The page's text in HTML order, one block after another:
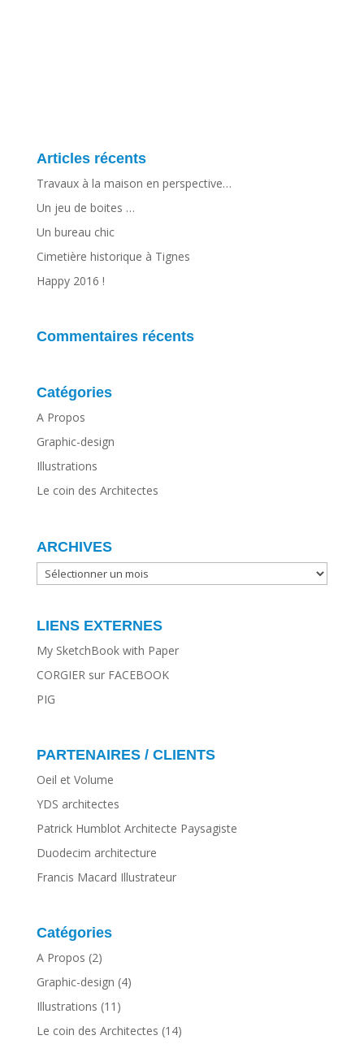
Articles récents
Travaux à la maison en perspective…
Un jeu de boites …
Un bureau chic
Cimetière historique à Tignes
Happy 2016 !
Commentaires récents
Catégories
A Propos
Graphic-design
Illustrations
Le coin des Architectes
ARCHIVES
ARCHIVES
LIENS EXTERNES
My SketchBook with Paper
CORGIER sur FACEBOOK
PIG
PARTENAIRES / CLIENTS
Oeil et Volume
YDS architectes
Patrick Humblot Architecte Paysagiste
Duodecim architecture
Francis Macard Illustrateur
Catégories
A Propos (2)
Graphic-design (4)
Illustrations (11)
Le coin des Architectes (14)